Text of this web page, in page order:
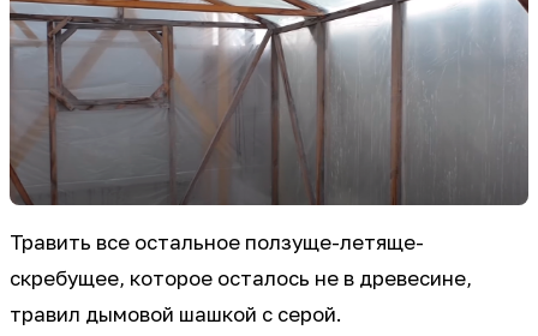
Травить все остальное ползуще-летяще-
скребущее, которое осталось не в древесине,
травил дымовой шашкой с серой.